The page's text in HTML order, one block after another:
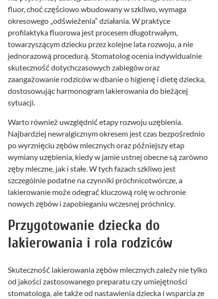
fluor, choć częściowo wbudowany w szkliwo, wymaga
okresowego „odświeżenia” działania. W praktyce
profilaktyka fluorowa jest procesem długotrwałym,
towarzyszącym dziecku przez kolejne lata rozwoju, a nie
jednorazową procedurą. Stomatolog ocenia indywidualnie
skuteczność dotychczasowych zabiegów oraz
zaangażowanie rodziców w dbanie o higienę i dietę dziecka,
dostosowując harmonogram lakierowania do bieżącej
sytuacji.
Warto również uwzględnić etapy rozwoju uzębienia.
Najbardziej newralgicznym okresem jest czas bezpośrednio
po wyrznięciu zębów mlecznych oraz późniejszy etap
wymiany uzębienia, kiedy w jamie ustnej obecne są zarówno
zęby mleczne, jak i stałe. W tych fazach szkliwo jest
szczególnie podatne na czynniki próchnicotwórcze, a
lakierowanie może odegrać kluczową rolę w ochronie
nowych zębów i zapobieganiu wczesnej próchnicy.
Przygotowanie dziecka do
lakierowania i rola rodziców
Skuteczność lakierowania zębów mlecznych zależy nie tylko
od jakości zastosowanego preparatu czy umiejętności
stomatologa, ale także od nastawienia dziecka i wsparcia ze